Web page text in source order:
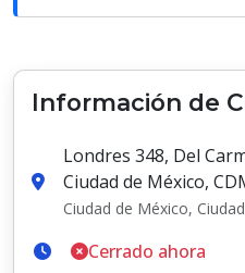
Información de
Londres 348, Del
Ciudad de México,
Ciudad de México,
Cerrado ahora